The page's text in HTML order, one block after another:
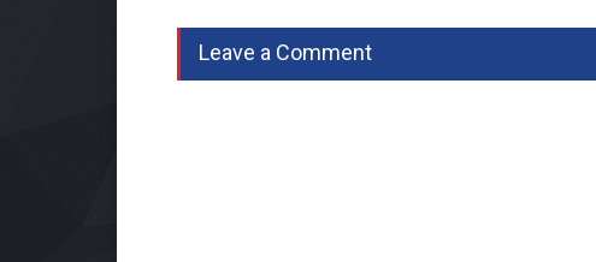
Leave a Comment